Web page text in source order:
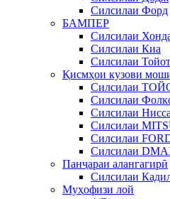
Силсилаи Форд
БАМПЕР
Силсилаи
Силсилаи Киа
Силсилаи
Қисмҳои кузови
Силсилаи
Силсилаи
Силсилаи
Силсилаи
Силсилаи
Силсилаи
Панҷараи алангагирӣ
Силсилаи
Муҳофизи лой